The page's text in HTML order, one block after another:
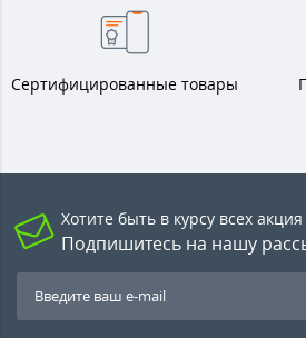
Сертифицированные товары
Хотите быть в курсу всех
Подпишитесь на нашу